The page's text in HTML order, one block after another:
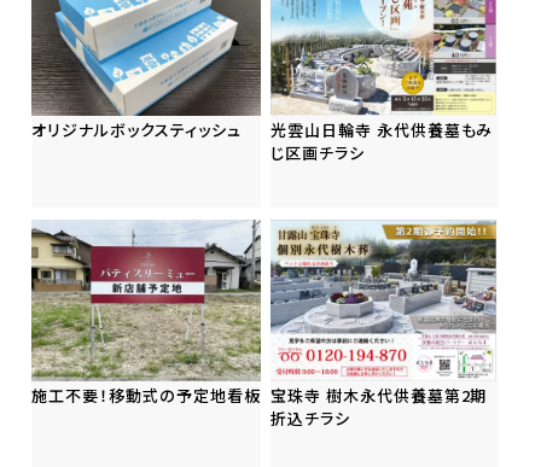
オリジナルボックスティッシュ
光雲山日輪寺 永代供養墓もみ
じ区画チラシ
施工不要！移動式の予定地看板 宝珠寺 樹木永代供養墓第2期
折込チラシ